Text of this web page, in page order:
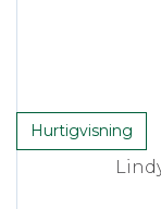
Hurtigvisning